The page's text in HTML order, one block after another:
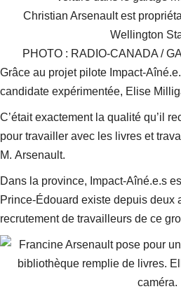
Christian Arsenault est
Wellington
PHOTO : RADIO-CANADA /
Grâce au projet pilote Impact-
candidate expérimentée, Elise
C’était exactement la qualité qu’il
pour travailler avec les livres et
M. Arsenault.
Dans la province, Impact-Aîné.e.s
Prince-Édouard existe depuis deux
recrutement de travailleurs de ce